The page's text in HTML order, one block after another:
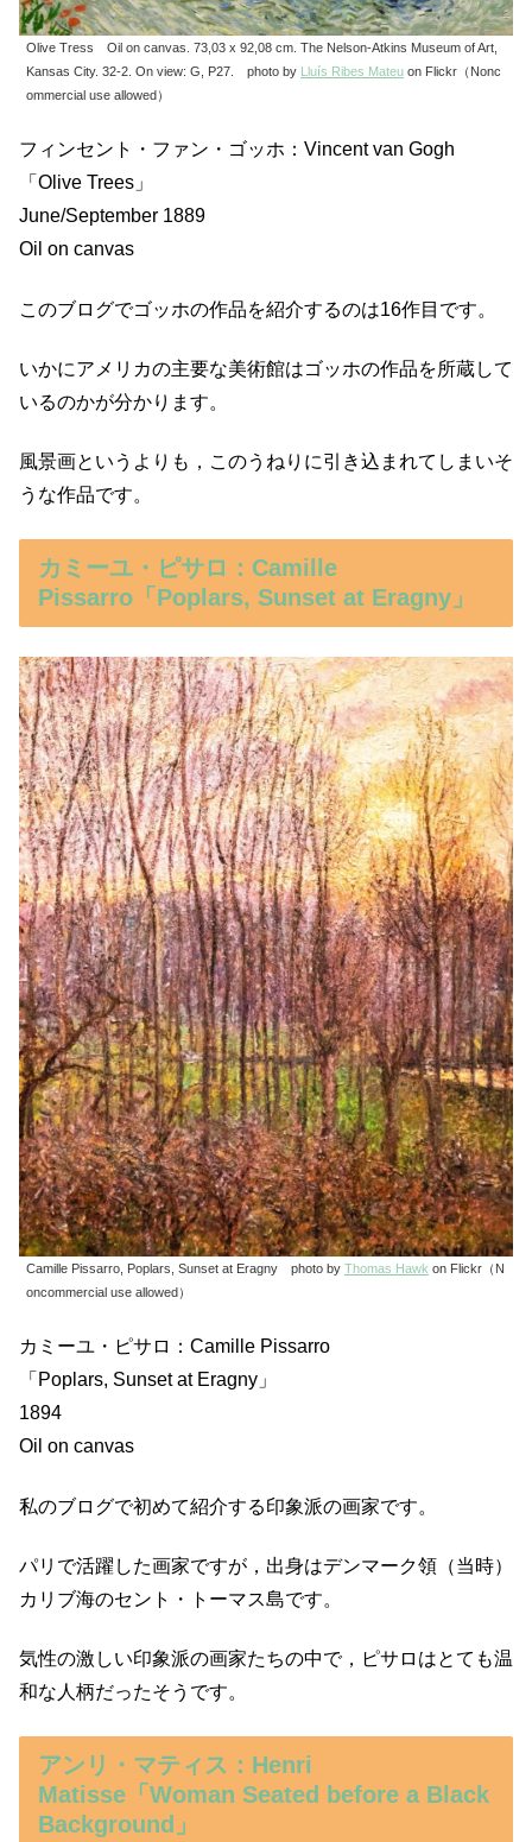
Olive Tress Oil on canvas. 73,03 x 92,08 cm. The Nelson-Atkins Museum of Art,
Kansas City. 32-2. On view: G, P27. photo by Lluís Ribes Mateu on Flickr（Nonc
ommercial use allowed）
フィンセント・ファン・ゴッホ：Vincent van Gogh
「Olive Trees」
June/September 1889
Oil on canvas
このブログでゴッホの作品を紹介するのは16作目です。
いかにアメリカの主要な美術館はゴッホの作品を所蔵して
いるのかが分かります。
風景画というよりも，このうねりに引き込まれてしまいそ
うな作品です。
カミーユ・ピサロ：Camille
Pissarro「Poplars, Sunset at Eragny」
Camille Pissarro, Poplars, Sunset at Eragny photo by Thomas Hawk on Flickr（N
oncommercial use allowed）
カミーユ・ピサロ：Camille Pissarro
「Poplars, Sunset at Eragny」
1894
Oil on canvas
私のブログで初めて紹介する印象派の画家です。
パリで活躍した画家ですが，出身はデンマーク領（当時）
カリブ海のセント・トーマス島です。
気性の激しい印象派の画家たちの中で，ピサロはとても温
和な人柄だったそうです。
アンリ・マティス：Henri
Matisse「Woman Seated before a Black
Background」